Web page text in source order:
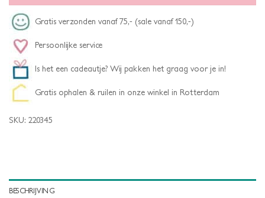
Gratis verzonden vanaf 75,- (sale vanaf 150,-)
Persoonlijke service
Is het een cadeautje? Wij pakken het graag voor je in!
Gratis ophalen & ruilen in onze winkel in Rotterdam
SKU: 220345
BESCHRIJVING